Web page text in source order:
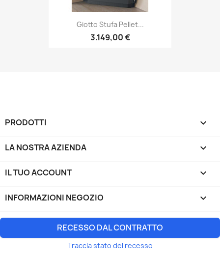
Giotto Stufa Pellet...
3.149,00 €
PRODOTTI 
LA NOSTRA AZIENDA 
IL TUO ACCOUNT 
INFORMAZIONI NEGOZIO keyboard_arrow_down
RECESSO DAL CONTRATTO
Traccia stato del recesso